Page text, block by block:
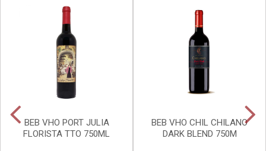
BEB VHO PORT JULIA
FLORISTA TTO 750ML
BEB VHO CHIL CHILANO
DARK BLEND 750M